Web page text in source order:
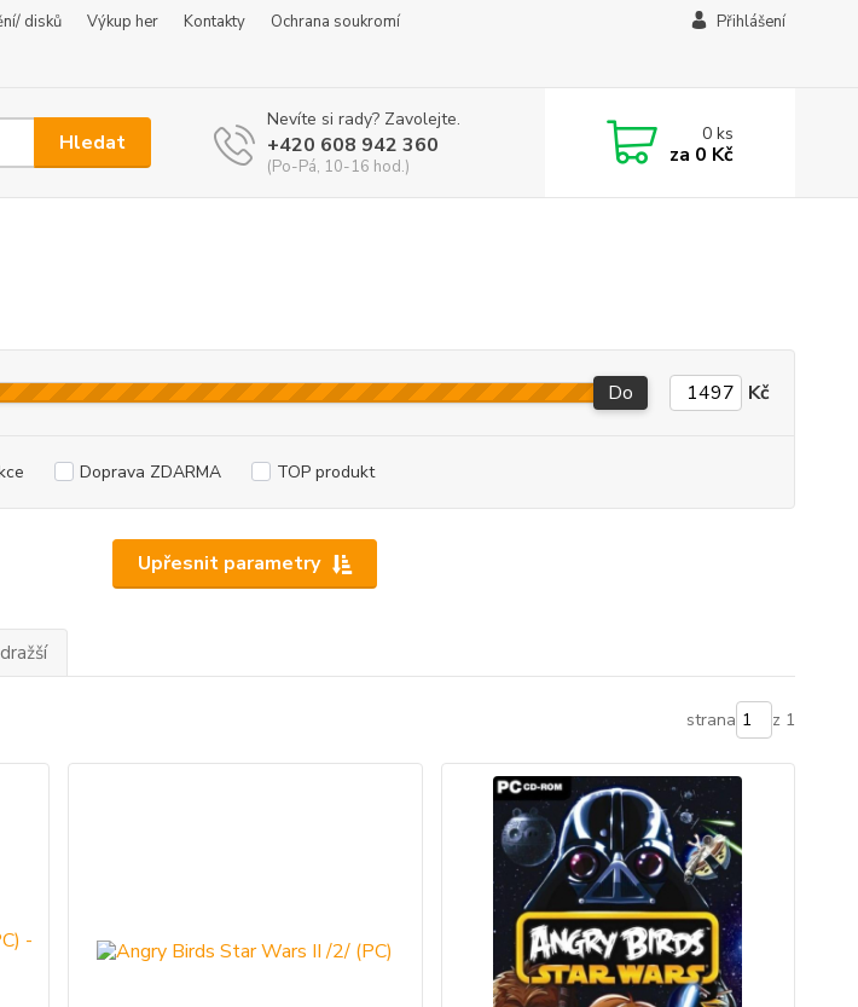
disků Výkup her Kontakty
Ochrana soukromí
Přihlášení
Hledat
Nevíte si rady? Zavolejte.
+420 608 942 360
(Po-Pá, 10-16 hod.)
0ks
za 0 Kč
Upřesnit parametry
Do Kč
Doprava ZDARMA TOP produkt
strana z 1